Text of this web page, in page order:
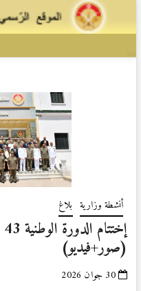
أنشطة وزارية بلاغ
(صور+فيديو)
30 جوان 2026